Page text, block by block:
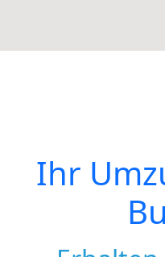
Ihr